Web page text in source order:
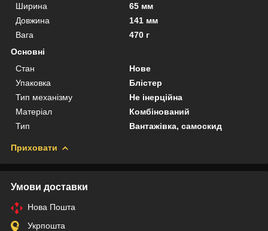
Ширина
65 мм
Довжина
141 мм
Вага
470 г
Основні
Стан
Нове
Упаковка
Блістер
Тип механізму
Не інерційна
Матеріал
Комбінований
Тип
Вантажівка, самоскид
Приховати
Умови доставки
Нова Пошта
Укрпошта